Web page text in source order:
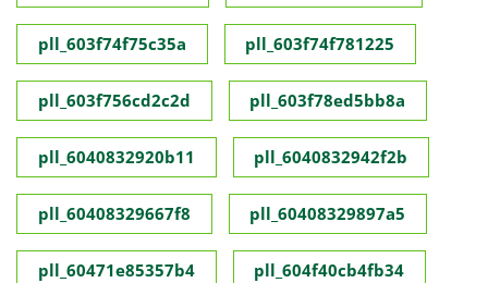
pll_603f74f75c35a pll_603f74f781225
pll_603f756cd2c2d pll_603f78ed5bb8a
pll_6040832920b11 pll_6040832942f2b
pll_60408329667f8 pll_60408329897a5
pll_60471e85357b4 pll_604f40cb4fb34